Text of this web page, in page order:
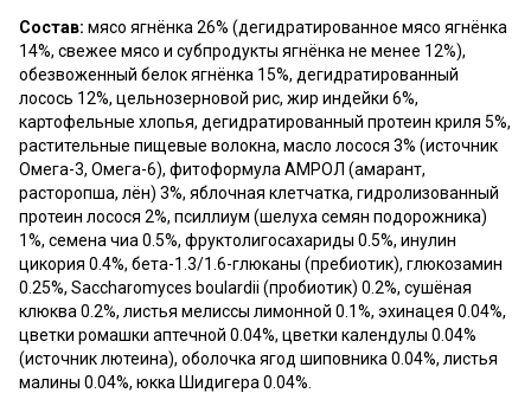
Состав: мясо ягнёнка 26% (дегидратированное мясо ягнёнка
14%, свежее мясо и субпродукты ягнёнка не менее 12%),
обезвоженный белок ягнёнка 15%, дегидратированный
лосось 12%, цельнозерновой рис, жир индейки 6%,
картофельные хлопья, дегидратированный протеин криля 5%,
растительные пищевые волокна, масло лосося 3% (источник
Омега-3, Омега-6), фитоформула АМРОЛ (амарант,
расторопша, лён) 3%, яблочная клетчатка, гидролизованный
протеин лосося 2%, псиллиум (шелуха семян подорожника)
1%, семена чиа 0.5%, фруктолигосахариды 0.5%, инулин
цикория 0.4%, бета-1.3/1.6-глюканы (пребиотик), глюкозамин
0.25%, Saccharomyces boulardii (пробиотик) 0.2%, сушёная
клюква 0.2%, листья мелиссы лимонной 0.1%, эхинацея 0.04%,
цветки ромашки аптечной 0.04%, цветки календулы 0.04%
(источник лютеина), оболочка ягод шиповника 0.04%, листья
малины 0.04%, юкка Шидигера 0.04%.